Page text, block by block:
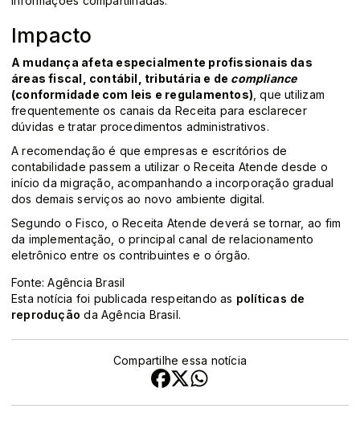
Impacto
A mudança afeta especialmente profissionais das
áreas fiscal, contábil, tributária e de compliance
(conformidade com leis e regulamentos) , que utilizam
frequentemente os canais da Receita para esclarecer
dúvidas e tratar procedimentos administrativos.
A recomendação é que empresas e escritórios de
contabilidade passem a utilizar o Receita Atende desde o
início da migração, acompanhando a incorporação gradual
dos demais serviços ao novo ambiente digital.
Segundo o Fisco, o Receita Atende deverá se tornar, ao fim
da implementação, o principal canal de relacionamento
eletrônico entre os contribuintes e o órgão.
Fonte: Agência Brasil
Esta notícia foi publicada respeitando as políticas de
reprodução da Agência Brasil.
Compartilhe essa notícia